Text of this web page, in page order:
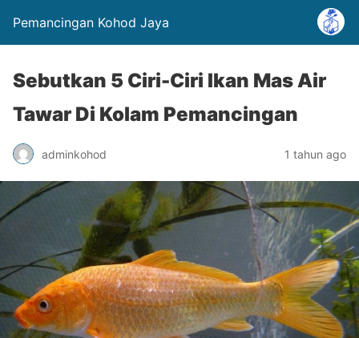
Pemancingan Kohod Jaya
Sebutkan 5 Ciri-Ciri Ikan Mas Air
Tawar Di Kolam Pemancingan
adminkohod 1 tahun ago